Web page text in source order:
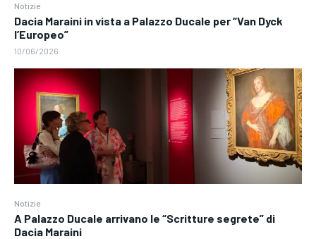
Notizie
Dacia Maraini in vista a Palazzo Ducale per “Van Dyck
l’Europeo”
10/06/2026
Notizie
A Palazzo Ducale arrivano le “Scritture segrete” di
Dacia Maraini